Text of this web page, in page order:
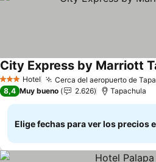
3 Estrellas
Hotel Cerca del aeropuerto de
City Express by Marriott
8,4 Muy bueno 2.626 Tapachula
Elige fechas para ver los precios